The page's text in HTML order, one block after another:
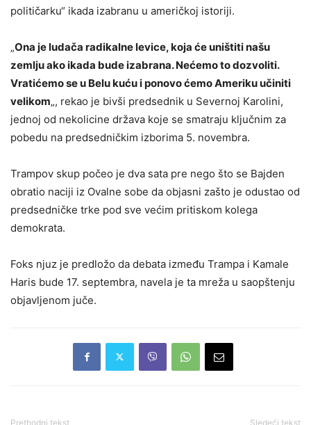
političarku“ ikada izabranu u američkoj istoriji.
„Ona je ludača radikalne levice, koja će uništiti našu
zemlju ako ikada bude izabrana. Nećemo to dozvoliti.
Vratićemo se u Belu kuću i ponovo ćemo Ameriku učiniti
velikom„, rekao je bivši predsednik u Severnoj Karolini,
jednoj od nekolicine država koje se smatraju ključnim za
pobedu na predsedničkim izborima 5. novembra.
Trampov skup počeo je dva sata pre nego što se Bajden
obratio naciji iz Ovalne sobe da objasni zašto je odustao od
predsedničke trke pod sve većim pritiskom kolega
demokrata.
Foks njuz je predložo da debata između Trampa i Kamale
Haris bude 17. septembra, navela je ta mreža u saopštenju
objavljenom juče.
Prethodni tekst Sledeći tekst